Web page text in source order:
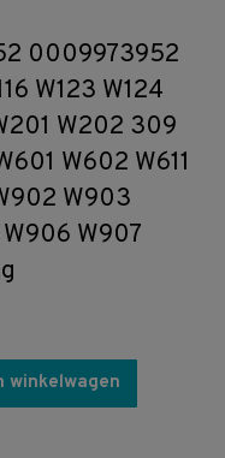
0009973952
W123 W124
W202 309
W602 W611
W903
W907
winkelwagen